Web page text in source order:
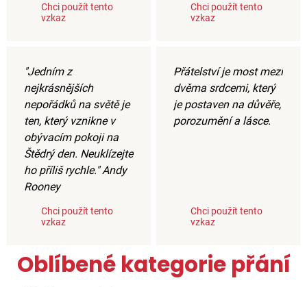
Chci použít tento
vzkaz
Chci použít tento
vzkaz
"Jedním z
nejkrásnějších
nepořádků na světě je
ten, který vznikne v
obývacím pokoji na
Štědrý den. Neuklízejte
ho příliš rychle." Andy
Rooney
Chci použít tento
vzkaz
Přátelství je most mezi
dvěma srdcemi, který
je postaven na důvěře,
porozumění a lásce.
Chci použít tento
vzkaz
Oblíbené kategorie přání